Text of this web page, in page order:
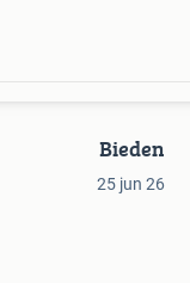
Bieden
25 jun 26